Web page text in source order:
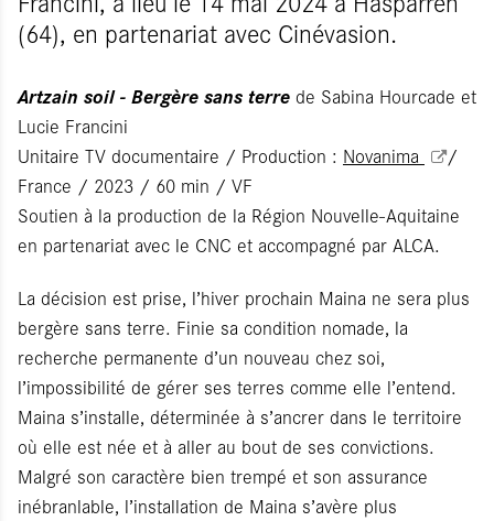
(64), en partenariat avec Cinévasion.
Artzain soil - Bergère sans terre de Sabina Hourcade et
Lucie Francini
Unitaire TV documentaire / Production : Novanima
/
France / 2023 / 60 min / VF
Soutien à la production de la Région Nouvelle-Aquitaine
en partenariat avec le CNC et accompagné par ALCA.
La décision est prise, l’hiver prochain Maina ne sera plus
bergère sans terre. Finie sa condition nomade, la
recherche permanente d’un nouveau chez soi,
l’impossibilité de gérer ses terres comme elle l’entend.
Maina s’installe, déterminée à s’ancrer dans le territoire
où elle est née et à aller au bout de ses convictions.
Malgré son caractère bien trempé et son assurance
inébranlable, l’installation de Maina s’avère plus